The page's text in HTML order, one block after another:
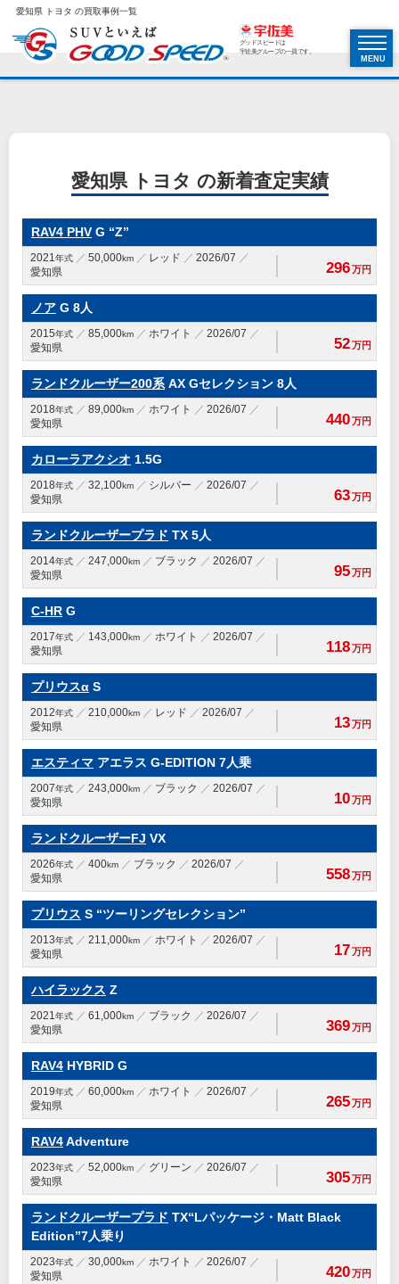
愛知県 トヨタ の買取事例一覧
グッドスピードは
宇佐美グループの一員です。
MENU
愛知県 トヨタ の新着査定実績
RAV4 PHV G “Z”
2021年式 50,000km レッド
2026/07
愛知県
296万円
ノア G 8人
2015年式 85,000km ホワイト
2026/07
愛知県
52万円
ランドクルーザー200系AX Gセレクション 8人
2018年式 89,000km ホワイト
2026/07
愛知県
440万円
カローラアクシオ 1.5G
2018年式 32,100km シルバー
2026/07
愛知県
63万円
ランドクルーザープラド TX 5人
2014年式 247,000km ブラック
2026/07
愛知県
95万円
C-HR G
2017年式 143,000km ホワイト
2026/07
愛知県
118万円
プリウスα S
2012年式 210,000km レッド
2026/07
愛知県
13万円
エスティマ アエラス G-EDITION 7人乗
2007年式 243,000km ブラック
2026/07
愛知県
10万円
ランドクルーザーFJ VX
2026年式 400km ブラック
2026/07
愛知県
558万円
プリウス S “ツーリングセレクション”
2013年式 211,000km ホワイト
2026/07
愛知県
17万円
ハイラックス Z
2021年式 61,000km ブラック
2026/07
愛知県
369万円
RAV4 HYBRID G
2019年式 60,000km ホワイト
2026/07
愛知県
265万円
RAV4Adventure
2023年式 52,000km グリーン
2026/07
愛知県
305万円
ランドクルーザープラド TX“Lパッケージ・Matt Black
Edition”7人乗り
2023年式 30,000km ホワイト
2026/07
愛知県
420万円